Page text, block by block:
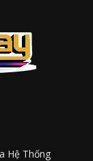
Hệ Thống